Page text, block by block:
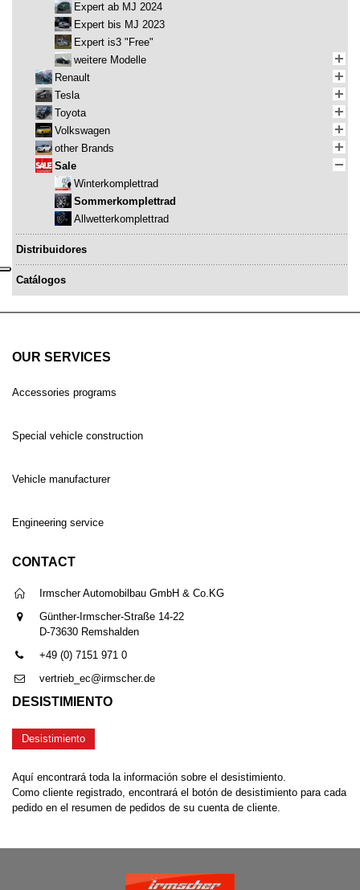
Expert ab MJ 2024
Expert bis MJ 2023
Expert is3 "Free"
weitere Modelle
Renault
Tesla
Toyota
Volkswagen
other Brands
Sale
Winterkomplettrad
Sommerkomplettrad
Allwetterkomplettrad
Distribuidores
Catálogos
OUR SERVICES
Accessories programs
Special vehicle construction
Vehicle manufacturer
Engineering service
CONTACT
Irmscher Automobilbau GmbH & Co.KG
Günther-Irmscher-Straße 14-22
D-73630 Remshalden
+49 (0) 7151 971 0
vertrieb_ec@irmscher.de
DESISTIMIENTO
Desistimiento
Aquí encontrará toda la información sobre el desistimiento.
Como cliente registrado, encontrará el botón de desistimiento para cada
pedido en el resumen de pedidos de su cuenta de cliente.